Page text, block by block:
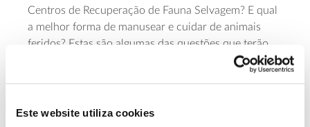
Este website utiliza cookies
Centros de Recuperação de Fauna Selvagem? E qual
a melhor forma de manusear e cuidar de animais
feridos? Estas são algumas das questões que terão
resposta no workshop Recuperação de Fauna
Silvestre, uma iniciativa do Instituto da Conservação
CRASSA – Centro de Recuperação de Animais